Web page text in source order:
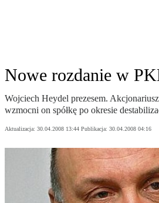
Nowe rozdanie w
Wojciech Heydel prezesem.
wzmocni on spółkę po okresie
Aktualizacja: 30.04.2008 13:44 Publikacja: 30.04.2008 04:16